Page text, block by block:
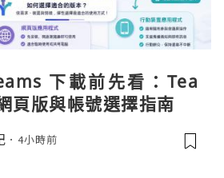
下載前先看：Tea
頁版與帳號選擇指南
4小時前